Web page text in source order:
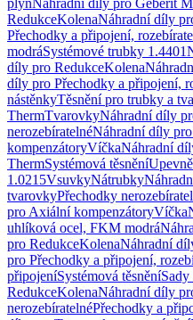
plynNáhradní díly pro Geberit
RedukceKolenaNáhradní díly
Přechodky a připojení,
modráSystémové trubky 1.4401
díly pro RedukceKolena
díly pro Přechodky a připojení,
nástěnkyTěsnění pro trubky a
ThermTvarovkyNáhradní díly
nerozebíratelnéNáhradní díly
kompenzátoryVíčkaNáhradní
ThermSystémová těsnění
1.0215VsuvkyNátrubky
tvarovkyPřechodky
pro Axiální kompenzátoryVíčka
uhlíková ocel, FKM modrá
pro RedukceKolenaNáhradní
pro Přechodky a připojení,
připojeníSystémová těsněníSady
RedukceKolenaNáhradní díly
nerozebíratelnéPřechodky a